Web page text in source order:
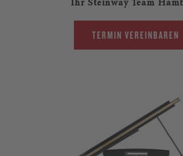
Ihr Steinway Team
TERMIN VEREINBAREN